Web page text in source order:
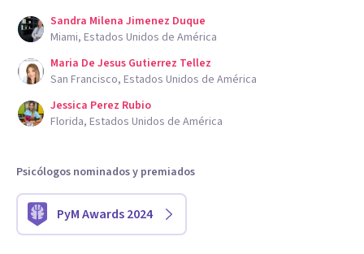
Sandra Milena Jimenez Duque
Miami, Estados Unidos de América
Maria De Jesus Gutierrez Tellez
San Francisco, Estados Unidos de América
Jessica Perez Rubio
Florida, Estados Unidos de América
Psicólogos nominados y premiados
PyM Awards 2024